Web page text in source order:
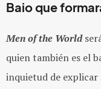
Baio que
Men of the World
quien también es el
inquietud de explicar